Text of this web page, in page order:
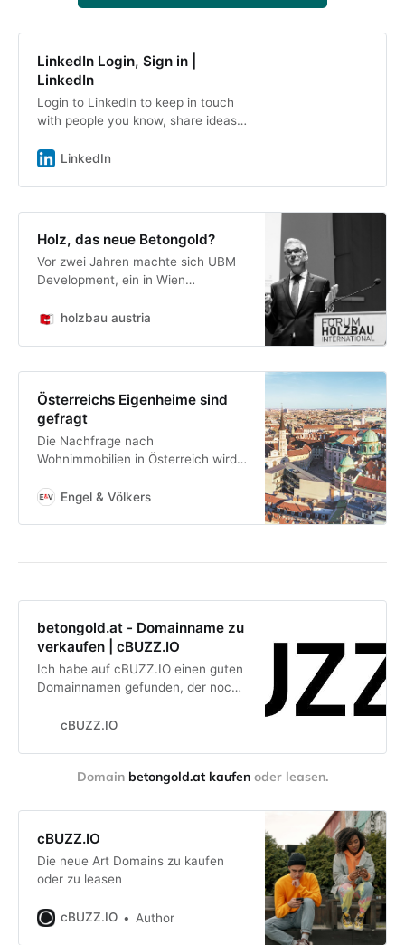
LinkedIn Login, Sign in |
LinkedIn
Login to LinkedIn to keep in touch
with people you know, share ideas,
LinkedIn
Holz, das neue Betongold?
Vor zwei Jahren machte sich UBM
Development, ein in Wien
auf den Weg zum Holzbau-
des Unternehmens, unter anderem
das Projekt Timber Pioneer.
holzbau austria
Österreichs Eigenheime sind
gefragt
Die Nachfrage nach
Wohnimmobilien in Österreich wird
Die Investition in Betongold bleibt
Engel & Völkers
betongold.at - Domainname zu
verkaufen | cBUZZ.IO
Ich habe auf cBUZZ.IO einen guten
Domainnamen gefunden, der noch
cBUZZ.IO
Domain betongold.at kaufen oder leasen.
cBUZZ.IO
Die neue Art Domains zu kaufen
oder zu leasen
cBUZZ.IO Author